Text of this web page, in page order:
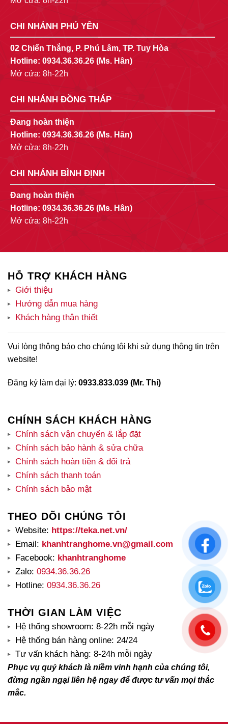
CHI NHÁNH PHÚ YÊN
02 Chiến Thắng, P. Phú Lâm, TP. Tuy Hòa
Hotline: 0934.36.36.26 (Ms. Hân)
Mở cửa: 8h-22h
CHI NHÁNH ĐỒNG THÁP
Đang hoàn thiện
Hotline: 0934.36.36.26 (Ms. Hân)
Mở cửa: 8h-22h
CHI NHÁNH BÌNH ĐỊNH
Đang hoàn thiện
Hotline: 0934.36.36.26 (Ms. Hân)
Mở cửa: 8h-22h
HỖ TRỢ KHÁCH HÀNG
Giới thiệu
Hướng dẫn mua hàng
Khách hàng thân thiết
Vui lòng thông báo cho chúng tôi khi sử dụng thông tin trên
website!
Đăng ký làm đại lý: 0933.833.039 (Mr. Thi)
CHÍNH SÁCH KHÁCH HÀNG
Chính sách vận chuyển & lắp đặt
Chính sách bảo hành & sửa chữa
Chính sách hoàn tiền & đổi trả
Chính sách thanh toán
Chính sách bảo mật
THEO DÕI CHÚNG TÔI
Website: https://teka.net.vn/
Email: khanhtranghome.vn@gmail.com
Facebook: khanhtranghome
Zalo: 0934.36.36.26
Hotline: 0934.36.36.26
THỜI GIAN LÀM VIỆC
Hệ thống showroom: 8-22h mỗi ngày
Hệ thống bán hàng online: 24/24
Tư vấn khách hàng: 8-24h mỗi ngày
Phục vụ quý khách là niềm vinh hạnh của chúng tôi,
đừng ngần ngại liên hệ ngay để được tư vấn mọi thắc
mắc.